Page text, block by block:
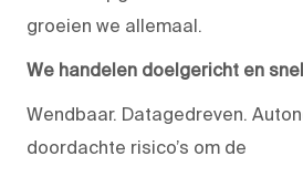
groeien we allemaal.
We handelen doelgericht en snel
Wendbaar. Datagedreven.
doordachte risico’s om de